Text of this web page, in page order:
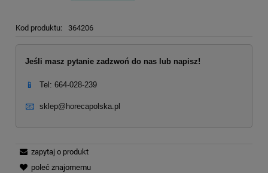
Kod produktu: 364206
Jeśli masz pytanie zadzwoń do nas lub napisz!
📱 Tel: 664-028-239
📧 sklep@horecapolska.pl
zapytaj o produkt
poleć znajomemu